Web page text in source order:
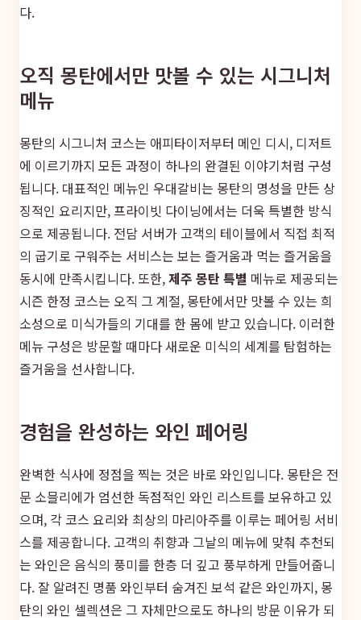
다.
오직 몽탄에서만 맛볼 수 있는 시그니처
메뉴
몽탄의 시그니처 코스는 애피타이저부터 메인 디시, 디저트
에 이르기까지 모든 과정이 하나의 완결된 이야기처럼 구성
됩니다. 대표적인 메뉴인 우대갈비는 몽탄의 명성을 만든 상
징적인 요리지만, 프라이빗 다이닝에서는 더욱 특별한 방식
으로 제공됩니다. 전담 서버가 고객의 테이블에서 직접 최적
의 굽기로 구워주는 서비스는 보는 즐거움과 먹는 즐거움을
동시에 만족시킵니다. 또한,제주 몽탄 특별 메뉴로 제공되는
시즌 한정 코스는 오직 그 계절, 몽탄에서만 맛볼 수 있는 희
소성으로 미식가들의 기대를 한 몸에 받고 있습니다. 이러한
메뉴 구성은 방문할 때마다 새로운 미식의 세계를 탐험하는
즐거움을 선사합니다.
경험을 완성하는 와인 페어링
완벽한 식사에 정점을 찍는 것은 바로 와인입니다. 몽탄은 전
문 소믈리에가 엄선한 독점적인 와인 리스트를 보유하고 있
으며, 각 코스 요리와 최상의 마리아주를 이루는 페어링 서비
스를 제공합니다. 고객의 취향과 그날의 메뉴에 맞춰 추천되
는 와인은 음식의 풍미를 한층 더 깊고 풍부하게 만들어줍니
다. 잘 알려진 명품 와인부터 숨겨진 보석 같은 와인까지, 몽
탄의 와인 셀렉션은 그 자체만으로도 하나의 방문 이유가 되